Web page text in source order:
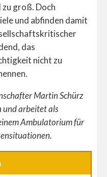
zu groß. Doch
und abfinden damit
das
nicht zu
Martin Schürz
und arbeitet als
Ambulatorium für